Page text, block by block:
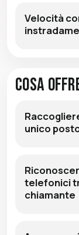
Velocità
Cosa
unico
telefonici
chiamante